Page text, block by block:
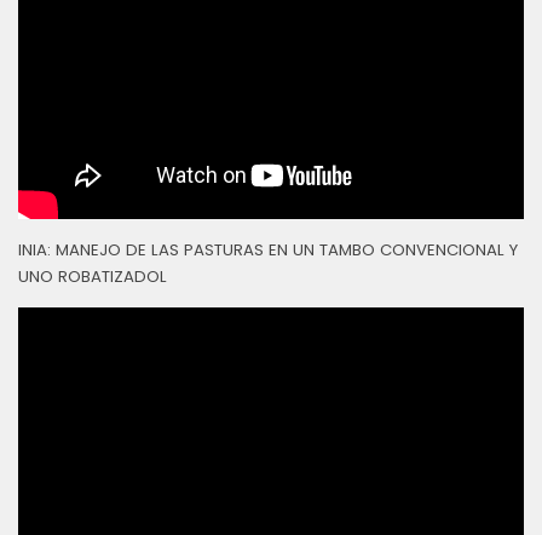
INIA: MANEJO DE LAS PASTURAS EN UN TAMBO CONVENCIONAL Y
UNO ROBATIZADOL